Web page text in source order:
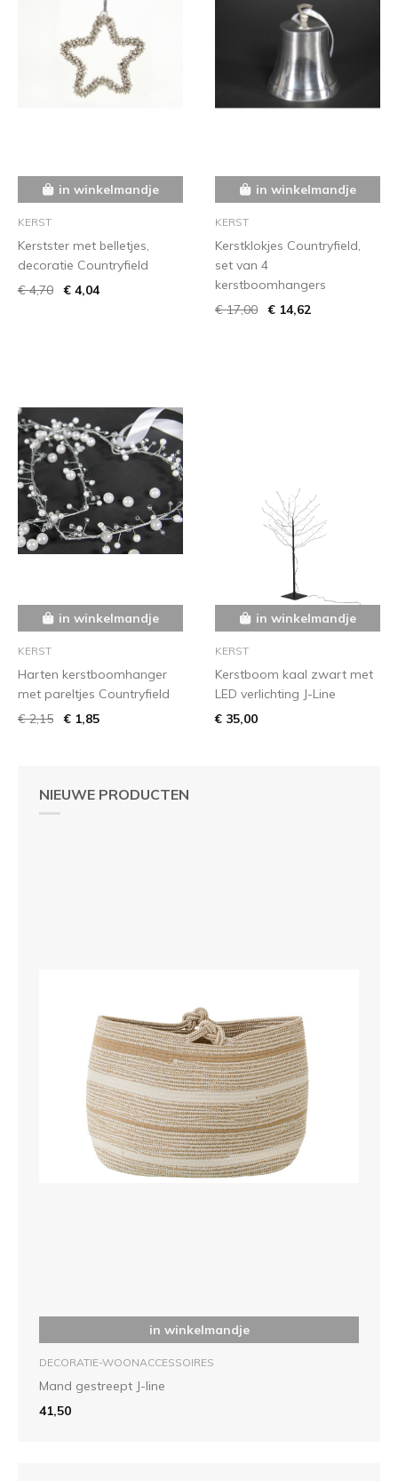
NIEUWE PRODUCTEN
in winkelmandje
DECORATIE-WOONACCESSOIRES
Mand gestreept J-line
41,50
in winkelmandje
KERST
Kerstster met belletjes,
decoratie Countryfield
€ 4,70
€ 4,04
in winkelmandje
KERST
Kerstklokjes Countryfield,
set van 4
kerstboomhangers
€ 17,00
€ 14,62
in winkelmandje
KERST
Harten kerstboomhanger
met pareltjes Countryfield
€ 2,15
€ 1,85
in winkelmandje
KERST
Kerstboom kaal zwart met
LED verlichting J-Line
€ 35,00